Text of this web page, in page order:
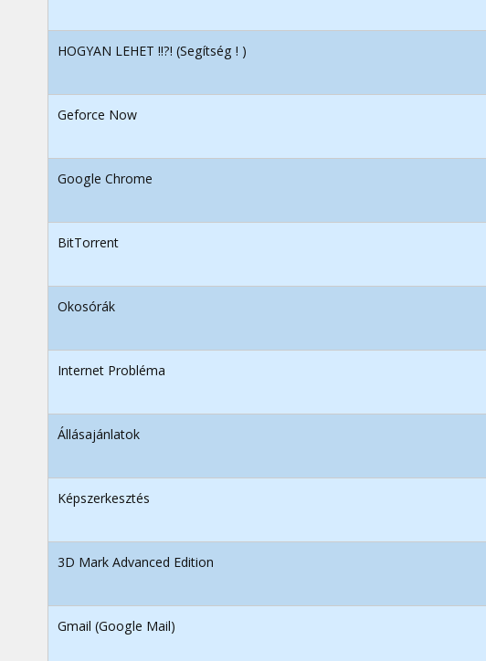
HOGYAN LEHET !!?! (Segítség ! )
Geforce Now
Google Chrome
BitTorrent
Okosórák
Internet Probléma
Állásajánlatok
Képszerkesztés
3D Mark Advanced Edition
Gmail (Google Mail)